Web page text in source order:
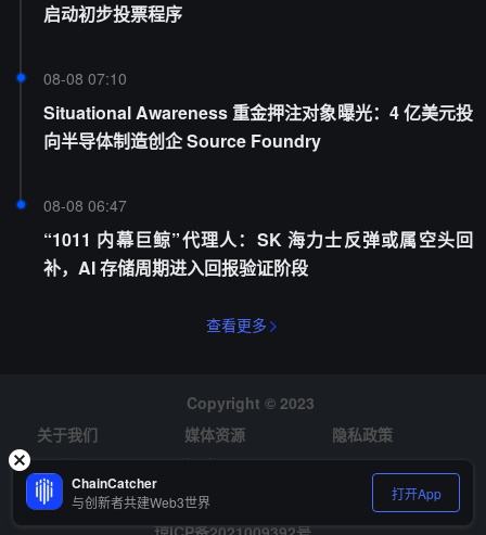
启动初步投票程序
08-08 07:10
Situational Awareness 重金押注对象曝光：4 亿美元投
向半导体制造创企 Source Foundry
08-08 06:47
“1011 内幕巨鲸”代理人：SK 海力士反弹或属空头回
补，AI 存储周期进入回报验证阶段
查看更多
Copyright © 2023
关于我们
媒体资源
隐私政策
风险提示
招聘
ChainCatcher
与创新者共建Web3世界 打开App